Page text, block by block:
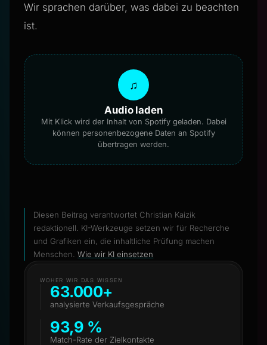
Wir sprachen darüber, was dabei zu beachten
ist.
♫
Audio laden
Mit Klick wird der Inhalt von Spotify geladen. Dabei
können personenbezogene Daten an Spotify
übertragen werden.
Diesen Beitrag verantwortet Christian Kaizik
redaktionell. KI-Werkzeuge setzen wir für Recherche
und Grafiken ein, die inhaltliche Prüfung machen
Menschen. Wie wir KI einsetzen
WOHER WIR DAS WISSEN
63.000+
analysierte Verkaufsgespräche
93,9 %
Match-Rate der Zielkontakte